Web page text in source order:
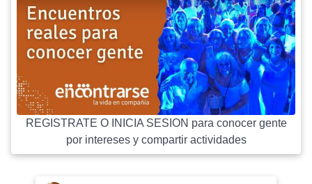
REGISTRATE O INICIA SESION para conocer gente
por intereses y compartir actividades